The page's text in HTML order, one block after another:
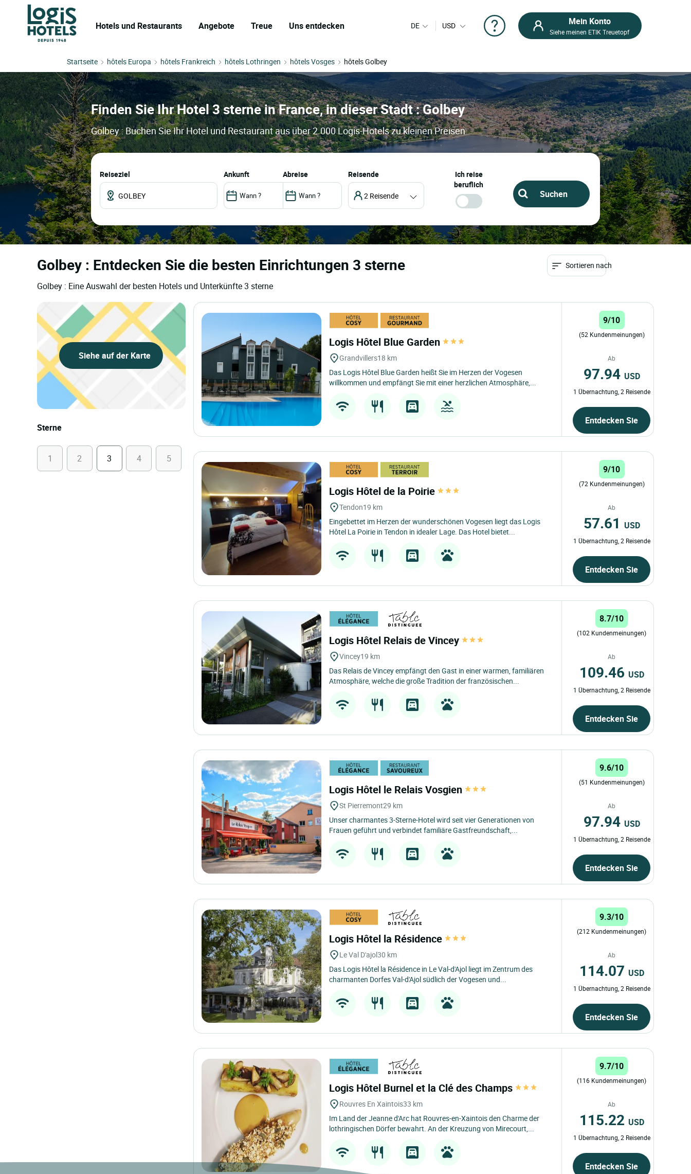
Hotels und Restaurants Angebote Treue Uns entdecken DE USD Mein Konto
Siehe meinen ETIK Treuetopf
Startseite hôtels Europa hôtels Frankreich hôtels Lothringen hôtels Vosges hôtels Golbey
Finden Sie Ihr Hotel 3 sterne in France, in dieser Stadt : Golbey
Golbey : Buchen Sie Ihr Hotel und Restaurant aus über 2.000 Logis-Hotels zu kleinen Preisen
Reiseziel ankunft abreise Reisende
2 Reisende
Ich reise
beruflich
Golbey : Entdecken Sie die besten Einrichtungen 3 sterne
Golbey : Eine Auswahl der besten Hotels und Unterkünfte 3 sterne
Sortieren nach
Siehe auf der Karte
Sterne
1 2 3 4 5
Logis Hôtel Blue Garden
Grandvillers18 km
Das Logis Hôtel Blue Garden heißt Sie im Herzen der Vogesen
willkommen und empfängt Sie mit einer herzlichen Atmosphäre,...
9/10
(52 Kundenmeinungen)
Ab
97.94 USD
1 Übernachtung, 2 Reisende
Entdecken Sie
Logis Hôtel de la Poirie
Tendon19 km
Eingebettet im Herzen der wunderschönen Vogesen liegt das Logis
Hôtel La Poirie in Tendon in idealer Lage. Das Hotel bietet...
9/10
(72 Kundenmeinungen)
Ab
57.61 USD
1 Übernachtung, 2 Reisende
Entdecken Sie
Logis Hôtel Relais de Vincey
Vincey19 km
Das Relais de Vincey empfängt den Gast in einer warmen, familiären
Atmosphäre, welche die große Tradition der französischen...
8.7/10
(102 Kundenmeinungen)
Ab
109.46 USD
1 Übernachtung, 2 Reisende
Entdecken Sie
Logis Hôtel le Relais Vosgien
St Pierremont29 km
Unser charmantes 3-Sterne-Hotel wird seit vier Generationen von
Frauen geführt und verbindet familiäre Gastfreundschaft,...
9.6/10
(51 Kundenmeinungen)
Ab
97.94 USD
1 Übernachtung, 2 Reisende
Entdecken Sie
Logis Hôtel la Résidence
Le Val D'ajol30 km
Das Logis Hôtel la Résidence in Le Val-d'Ajol liegt im Zentrum des
charmanten Dorfes Val-d'Ajol südlich der Vogesen und...
9.3/10
(212 Kundenmeinungen)
Ab
114.07 USD
1 Übernachtung, 2 Reisende
Entdecken Sie
Logis Hôtel Burnel et la Clé des Champs
Rouvres En Xaintois33 km
Im Land der Jeanne d'Arc hat Rouvres-en-Xaintois den Charme der
lothringischen Dörfer bewahrt. An der Kreuzung von Mirecourt,...
9.7/10
(116 Kundenmeinungen)
Ab
115.22 USD
1 Übernachtung, 2 Reisende
Entdecken Sie